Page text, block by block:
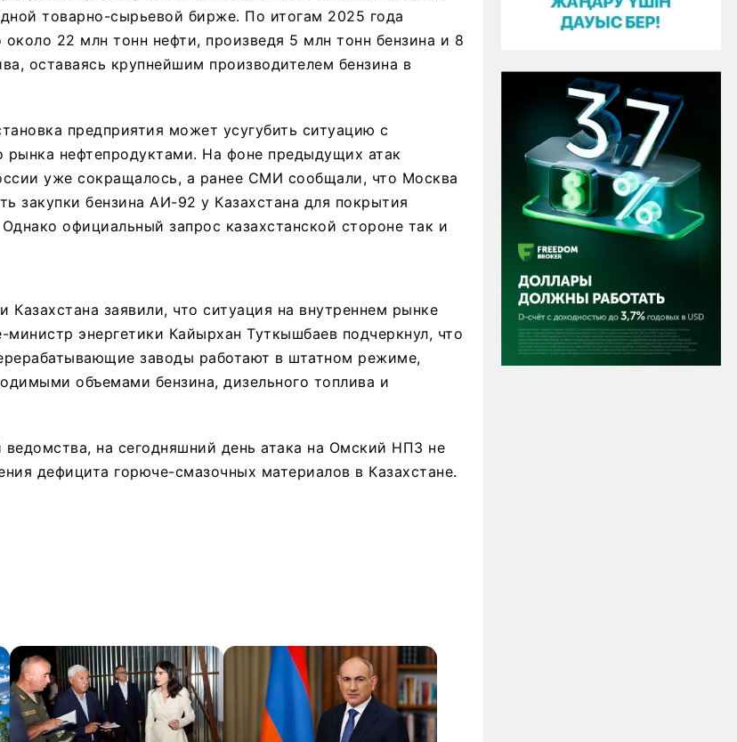
товарно-сырьевой бирже. По итогам 2025 года
около 22 млн тонн нефти, произведя 5 млн тонн бензина и 8
оставаясь крупнейшим производителем бензина в
предприятия может усугубить ситуацию с
рынка нефтепродуктами. На фоне предыдущих атак
уже сокращалось, а ранее СМИ сообщали, что Москва
закупки бензина АИ-92 у Казахстана для покрытия
официальный запрос казахстанской стороне так и
Казахстана заявили, что ситуация на внутреннем рынке
министр энергетики Кайырхан Туткышбаев подчеркнул, что
заводы работают в штатном режиме,
объемами бензина, дизельного топлива и
ведомства, на сегодняшний день атака на Омский НПЗ не
дефицита горюче-смазочных материалов в Казахстане.